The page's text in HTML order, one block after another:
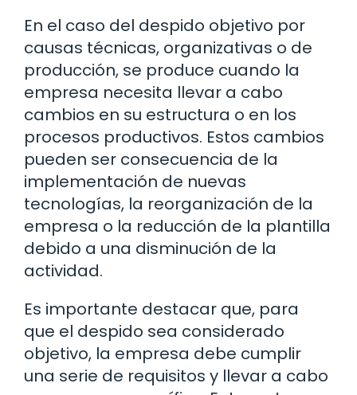
En el caso del despido objetivo por
causas técnicas, organizativas o de
producción, se produce cuando la
empresa necesita llevar a cabo
cambios en su estructura o en los
procesos productivos. Estos cambios
pueden ser consecuencia de la
implementación de nuevas
tecnologías, la reorganización de la
empresa o la reducción de la plantilla
debido a una disminución de la
actividad.
Es importante destacar que, para
que el despido sea considerado
objetivo, la empresa debe cumplir
una serie de requisitos y llevar a cabo